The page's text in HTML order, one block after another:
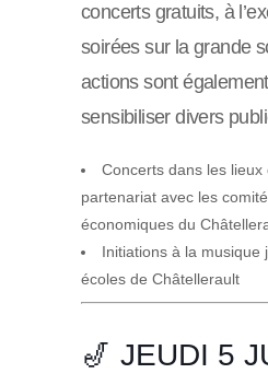
concerts gratuits, à
soirées sur la grande
actions sont
sensibiliser divers
Concerts dans les lieux
partenariat avec les
économiques du
Initiations à la musique
écoles de Châtellerault
🎷 JEUDI 5